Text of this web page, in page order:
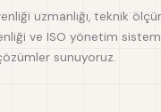
uzmanlığı, teknik
ve ISO yönetim
sunuyoruz.